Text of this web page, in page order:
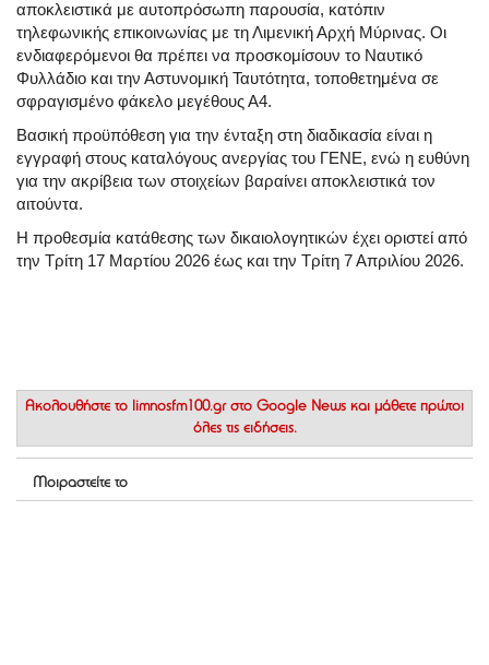
αποκλειστικά με αυτοπρόσωπη παρουσία, κατόπιν
τηλεφωνικής επικοινωνίας με τη Λιμενική Αρχή Μύρινας. Οι
ενδιαφερόμενοι θα πρέπει να προσκομίσουν το Ναυτικό
Φυλλάδιο και την Αστυνομική Ταυτότητα, τοποθετημένα σε
σφραγισμένο φάκελο μεγέθους Α4.
Βασική προϋπόθεση για την ένταξη στη διαδικασία είναι η
εγγραφή στους καταλόγους ανεργίας του ΓΕΝΕ, ενώ η ευθύνη
για την ακρίβεια των στοιχείων βαραίνει αποκλειστικά τον
αιτούντα.
Η προθεσμία κατάθεσης των δικαιολογητικών έχει οριστεί από
την Τρίτη 17 Μαρτίου 2026 έως και την Τρίτη 7 Απριλίου 2026.
Ακολουθήστε το limnosfm100.gr στο Google News και μάθετε πρώτοι
όλες τις ειδήσεις.
Μοιραστείτε το